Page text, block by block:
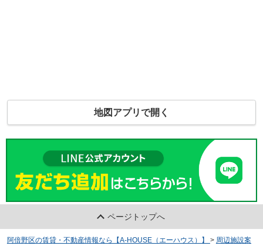
地図アプリで開く
ページトップへ
阿倍野区の賃貸・不動産情報なら【A-HOUSE（エーハウス）】 > 周辺施設案